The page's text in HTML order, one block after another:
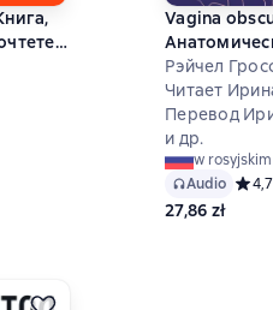
4,5 на основе 21 оценок
Vagina
телу
Рэйчел
Читает
Перевод
и др.
w rosyjskim
Audio
4,7
27,86 zł